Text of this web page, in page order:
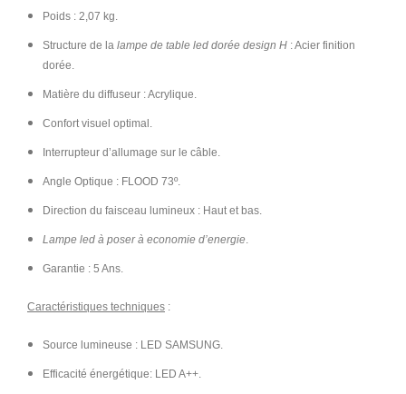
Poids : 2,07 kg.
Structure de la lampe de table led dorée design H : Acier finition
dorée.
Matière du diffuseur : Acrylique.
Confort visuel optimal.
Interrupteur d’allumage sur le câble.
Angle Optique : FLOOD 73º.
Direction du faisceau lumineux : Haut et bas.
Lampe led à poser à economie d’energie.
Garantie : 5 Ans.
Caractéristiques techniques :
Source lumineuse : LED SAMSUNG.
Efficacité énergétique: LED A++.